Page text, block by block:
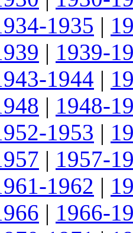
1935 |
| 1939-
1944 |
| 1948-
1953 |
| 1957-
1962 |
| 1966-